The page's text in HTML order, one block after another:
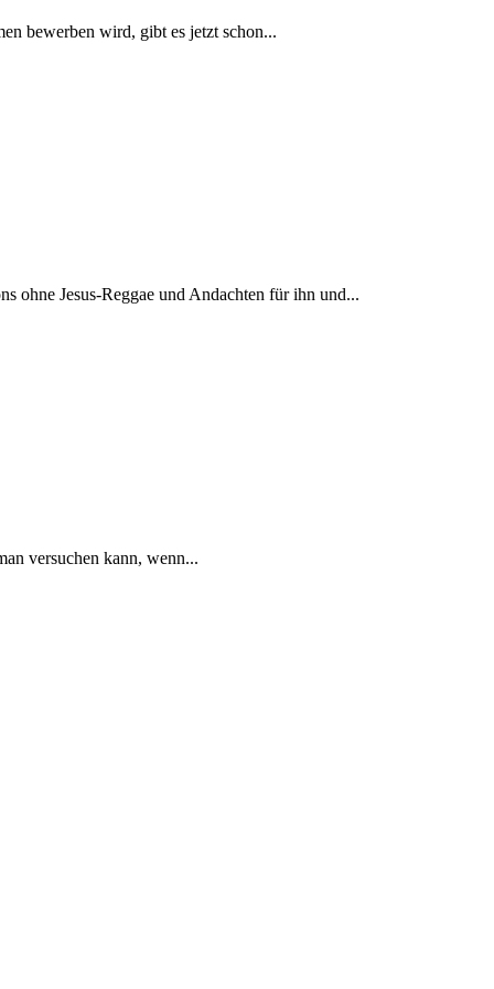
bewerben wird, gibt es jetzt schon...
ohne Jesus-Reggae und Andachten für ihn und...
versuchen kann, wenn...